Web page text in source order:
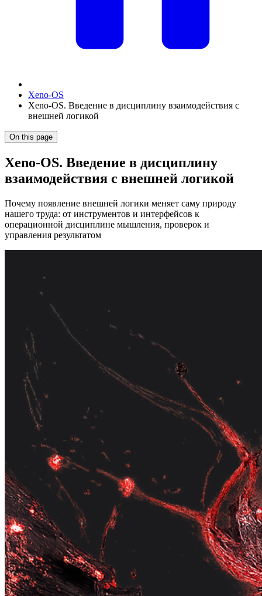
Xeno-OS
Xeno-OS. Введение в дисциплину взаимодействия с
внешней логикой
On this page
Xeno-OS. Введение в дисциплину
взаимодействия с внешней логикой
Почему появление внешней логики меняет саму природу
нашего труда: от инструментов и интерфейсов к
операционной дисциплине мышления, проверок и
управления результатом